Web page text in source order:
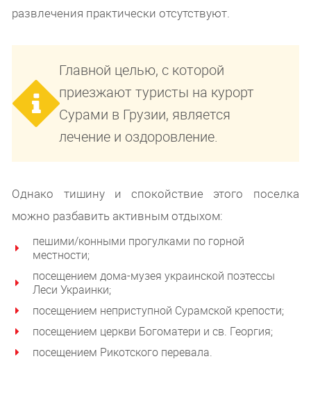
развлечения практически отсутствуют.
Главной целью, с которой
приезжают туристы на курорт
Сурами в Грузии, является
лечение и оздоровление.
Однако тишину и спокойствие этого поселка
можно разбавить активным отдыхом:
пешими/конными прогулками по горной
местности;
посещением дома-музея украинской поэтессы
Леси Украинки;
посещением неприступной Сурамской крепости;
посещением церкви Богоматери и св. Георгия;
посещением Рикотского перевала.